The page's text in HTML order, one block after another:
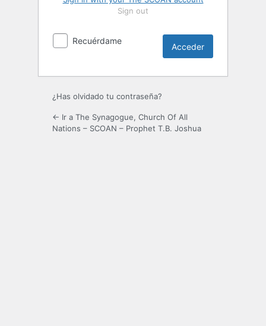
Sign out
Recuérdame
¿Has olvidado tu contraseña?
← Ir a The Synagogue, Church Of All
Nations – SCOAN – Prophet T.B. Joshua